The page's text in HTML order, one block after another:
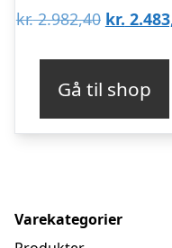
kr.2.982,40 Den
kr.
kr.
Gå til shop
Varekategorier